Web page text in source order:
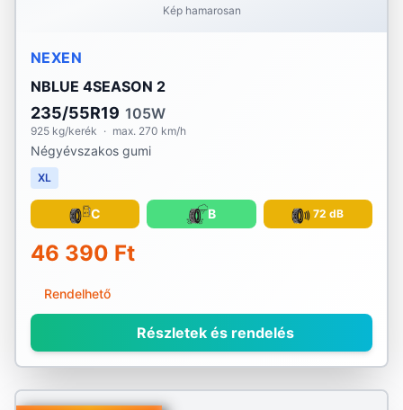
Kép hamarosan
NEXEN
NBLUE 4SEASON 2
235/55R19 105W
925 kg/kerék · max. 270 km/h
Négyévszakos gumi
XL
C B 72 dB
46 390 Ft
Rendelhető
Részletek és rendelés